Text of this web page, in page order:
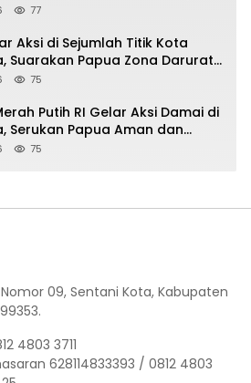
Bantuan Rp200 Juta
77
Aksi di Sejumlah Titik Kota
Suarakan Papua Zona Darurat
Kemanusiaan
75
Putih RI Gelar Aksi Damai di
Serukan Papua Aman dan
75
09, Sentani Kota, Kabupaten
4803 3711
628114833393 / 0812 4803